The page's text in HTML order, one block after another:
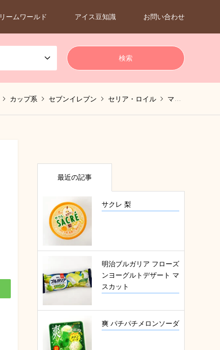
ームワールド アイス豆知識 お問い合わせ
カップ系 セブンイレブン セリア・ロイル マシュマロ
最近の記事
サクレ 梨
明治ブルガリア フローズ
ンヨーグルトデザート マ
スカット
爽 パチパチメロンソーダ